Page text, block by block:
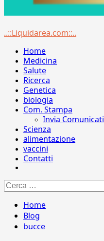
Menu
..::Liquidarea.com::..
Home
Medicina
Salute
Ricerca
Genetica
biologia
Com. Stampa
Invia Comunicati
Scienza
alimentazione
vaccini
Contatti
Ricerca
per:
Home
Blog
bucce